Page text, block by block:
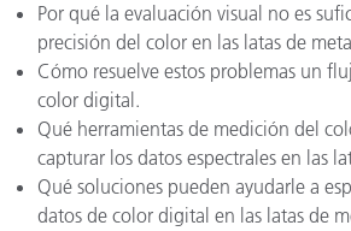
Por qué la evaluación visual no es
precisión del color en las latas de
Cómo resuelve estos problemas un
color digital.
Qué herramientas de medición del
capturar los datos espectrales en las
Qué soluciones pueden ayudarle a
datos de color digital en las latas de